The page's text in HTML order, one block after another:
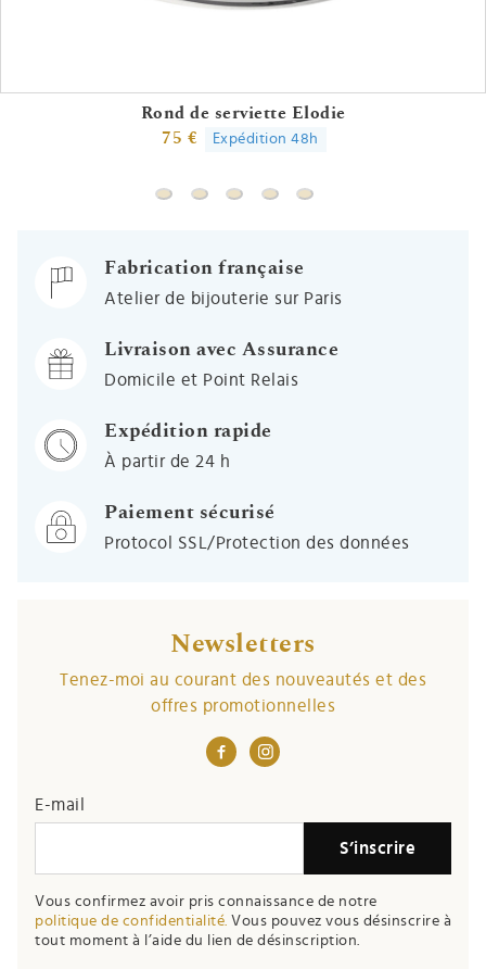
Rond de serviette Elodie
75 €
Expédition 48h
Fabrication française
Atelier de bijouterie sur Paris
Livraison avec Assurance
Domicile et Point Relais
Expédition rapide
À partir de 24 h
Paiement sécurisé
Protocol SSL/Protection des données
Newsletters
Tenez-moi au courant des nouveautés et des
offres promotionnelles
E-mail
S’inscrire
Vous confirmez avoir pris connaissance de notre
politique de confidentialité. Vous pouvez vous désinscrire à
tout moment à l’aide du lien de désinscription.